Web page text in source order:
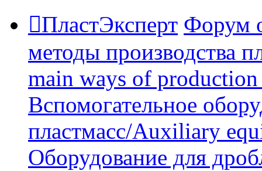
ПластЭксперт Форум
методы производства
main ways of
Вспомогательное
пластмасс/Auxiliary
Оборудование для